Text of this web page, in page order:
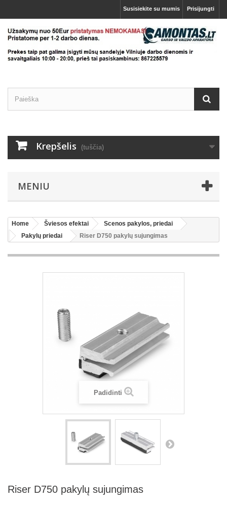
Prisijungti
Susisiekite su mumis
Krepšelis (tuščia)
MENIU
Home Šviesos efektai
Scenos pakylos, priedai
Pakylų priedai
Riser D750 pakylų sujungimas
Padidinti
Riser D750 pakylų sujungimas